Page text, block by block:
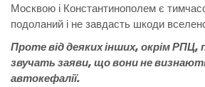
Москвою і Константинополем є
подоланий і не завдасть шкоди
Проте від деяких інших, окрім РПЦ,
звучать заяви, що вони не
автокефалії.